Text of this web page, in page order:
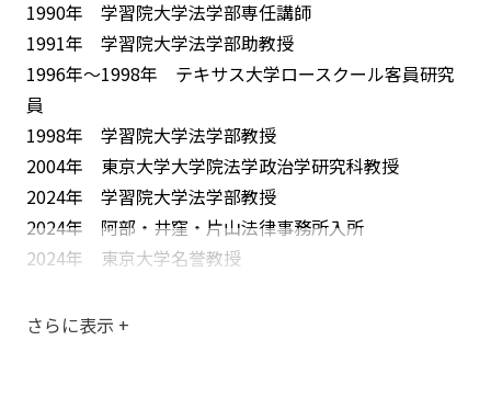
1990年 学習院大学法学部専任講師
1991年 学習院大学法学部助教授
1996年～1998年 テキサス大学ロースクール客員研究
員
1998年 学習院大学法学部教授
2004年 東京大学大学院法学政治学研究科教授
2024年 学習院大学法学部教授
2024年 阿部・井窪・片山法律事務所入所
2024年 東京大学名誉教授
さらに表示 +
2009年、2013年）
司法試験委員会幹事（司法試験考査委員候補者選定当部
会委員）（2016年～2019年）
文部科学省
中央教育審議会大学分科会委員（2013年～現在）
大学設置・学校法人審議会（大学設置分科会）専門委員
（2017年～2019年）
金融庁